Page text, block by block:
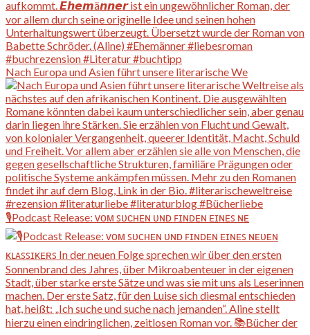
Nach Europa und Asien führt unsere literarische We
🎙️Podcast Release: ᴠᴏᴍ ꜱᴜᴄʜᴇɴ ᴜɴᴅ ꜰɪɴᴅᴇɴ ᴇɪɴᴇꜱ ɴᴇ